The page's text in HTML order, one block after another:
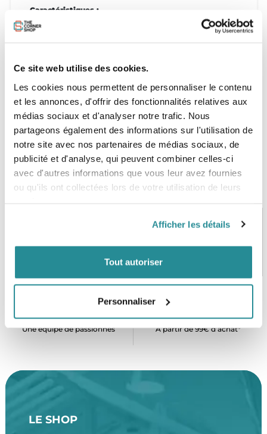
Ce site web utilise des cookies.
Les cookies nous permettent de personnaliser le contenu
et les annonces, d'offrir des fonctionnalités relatives aux
médias sociaux et d'analyser notre trafic. Nous
partageons également des informations sur l'utilisation de
notre site avec nos partenaires de médias sociaux, de
publicité et d'analyse, qui peuvent combiner celles-ci
avec d'autres informations que vous leur avez fournies
ou qu'ils ont collectées lors de votre utilisation de leurs
Afficher les détails
Tout autoriser
Personnaliser
Caractéristiques :
- Nylon laminé polyuréthane
- Passage pour crochet de harnais
CB, VISA, Mastercard, ALMA
Plus de 5000 produits en stock
SERVICE CLIENT
Une équipe de passionnés
FRAIS DE PORT OFFERTS
À partir de 99€ d’achat*
LE SHOP